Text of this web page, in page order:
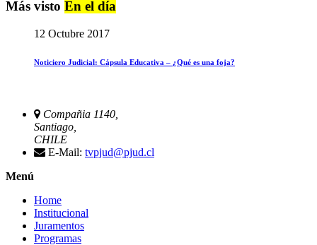
Más visto En el día
12 Octubre 2017
Noticiero Judicial: Cápsula Educativa – ¿Qué es una foja?
Compañia 1140,
Santiago,
CHILE
E-Mail: tvpjud@pjud.cl
Menú
Home
Institucional
Juramentos
Programas